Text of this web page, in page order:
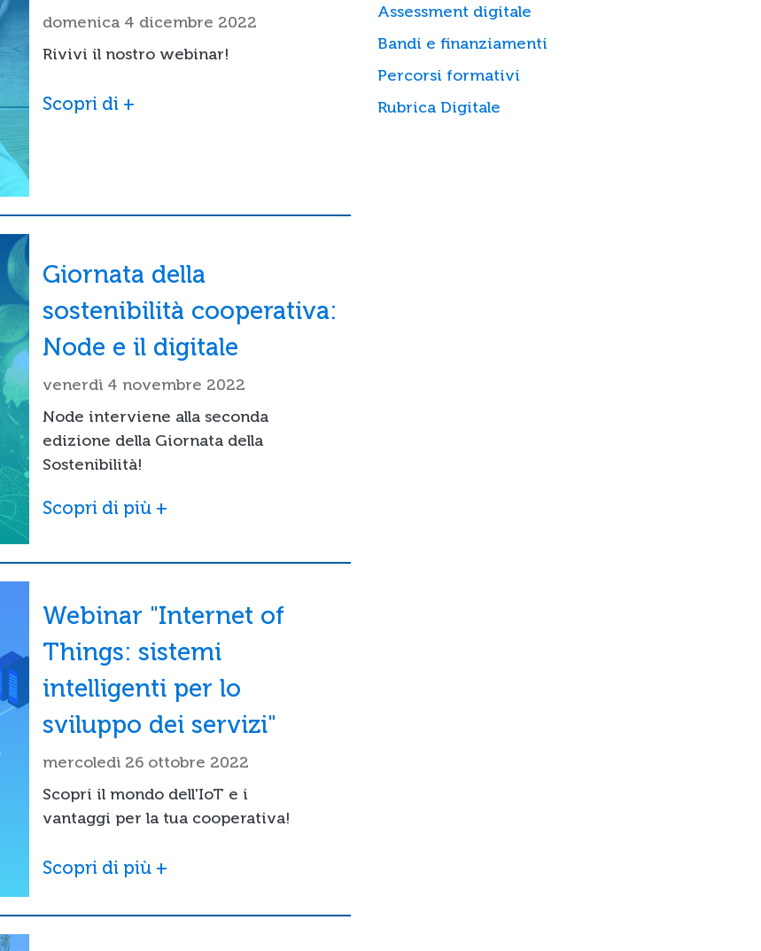
domenica 4 dicembre 2022
Rivivi il nostro webinar!
Scopri di +
Giornata della
sostenibilità cooperativa:
Node e il digitale
venerdì 4 novembre 2022
Node interviene alla seconda
edizione della Giornata della
Sostenibilità!
Scopri di più +
Webinar "Internet of
Things: sistemi
intelligenti per lo
sviluppo dei servizi"
mercoledì 26 ottobre 2022
Scopri il mondo dell'IoT e i
vantaggi per la tua cooperativa!
Scopri di più +
Assessment digitale
Bandi e finanziamenti
Percorsi formativi
Rubrica Digitale